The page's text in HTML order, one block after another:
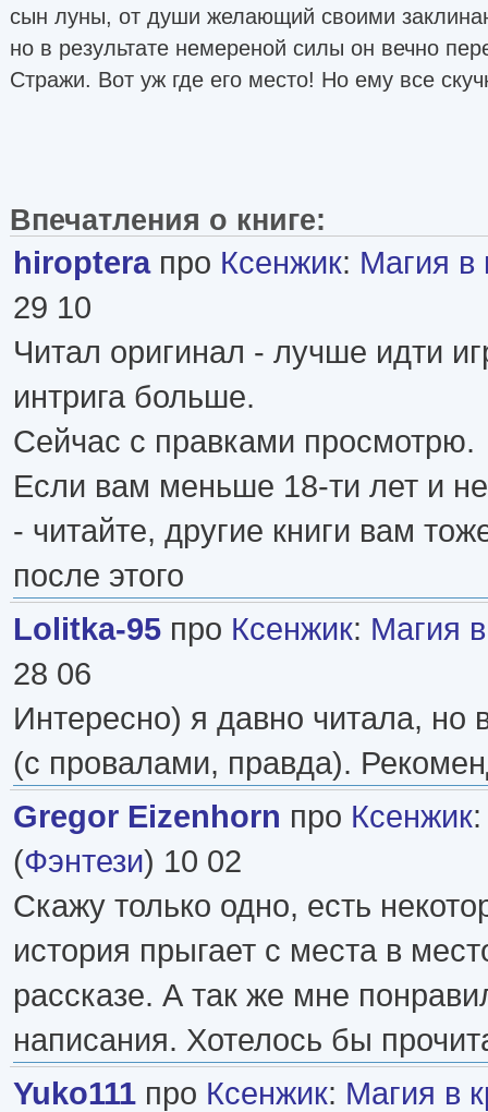
сын луны, от души желающий своими
но в результате немереной силы он вечно
Стражи. Вот уж где его место! Но ему все
Впечатления о книге:
hiropteraпро Ксенжик: Магия в
29 10
Читал оригинал - лучше идти
интрига больше.
Сейчас с правками просмотрю.
Если вам меньше 18-ти лет и
- читайте, другие книги вам
после этого
Lolitka-95 про Ксенжик: Магия
28 06
Интересно) я давно читала, но
(с провалами, правда).
Gregor Eizenhorn про Ксенжик
(Фэнтези) 10 02
Скажу только одно, есть
история прыгает с места в
рассказе. А так же мне
написания. Хотелось бы
Yuko111 про Ксенжик: Магия в